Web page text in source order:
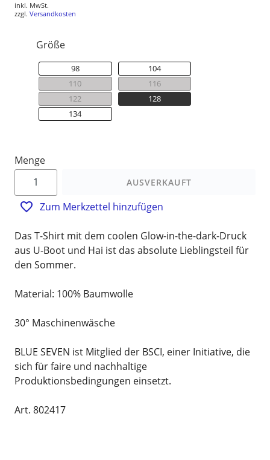
inkl. MwSt.
zzgl. Versandkosten
Größe
98
104
110
116
122
128
134
Menge
AUSVERKAUFT
Zum Merkzettel hinzufügen
Das T-Shirt mit dem coolen Glow-in-the-dark-Druck
aus U-Boot und Hai ist das absolute Lieblingsteil für
den Sommer.
Material: 100% Baumwolle
30° Maschinenwäsche
BLUE SEVEN ist Mitglied der BSCI, einer Initiative, die
sich für faire und nachhaltige
Produktionsbedingungen einsetzt.
Art. 802417